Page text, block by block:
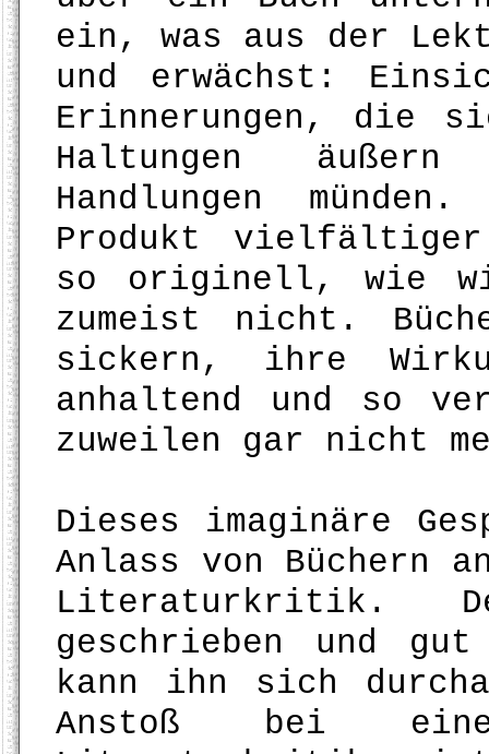
ein, was aus der
und erwächst:
Erinnerungen, die
Haltungen
Handlungen
Produkt vielfältiger
so originell, wie
zumeist nicht.
sickern, ihre
anhaltend und so
zuweilen gar nicht
Dieses imaginäre
Anlass von Büchern
Literaturkritik.
geschrieben und
kann ihn sich
Anstoß bei